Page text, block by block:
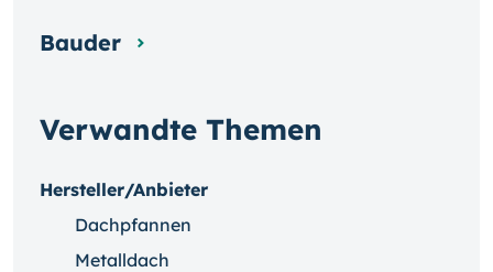
Verwandte Themen
Hersteller/Anbieter
Dachpfannen
Metalldach
Bauder